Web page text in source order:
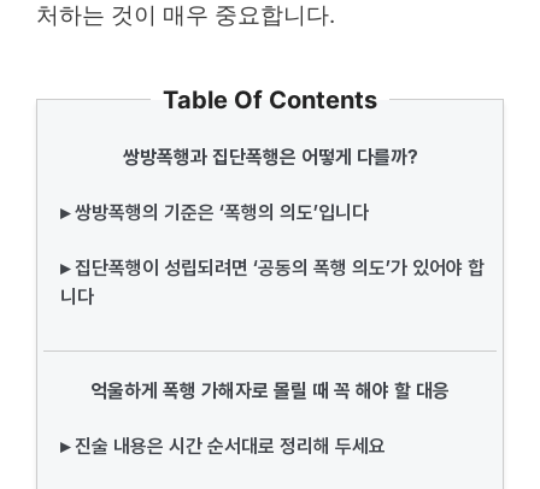
처하는 것이 매우 중요합니다.
Table Of Contents
쌍방폭행과 집단폭행은 어떻게 다를까?
▸ 쌍방폭행의 기준은 ‘폭행의 의도’입니다
▸ 집단폭행이 성립되려면 ‘공동의 폭행 의도’가 있어야 합
니다
억울하게 폭행 가해자로 몰릴 때 꼭 해야 할 대응
▸ 진술 내용은 시간 순서대로 정리해 두세요